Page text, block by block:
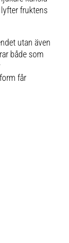
fruktens
utan även
både som
får